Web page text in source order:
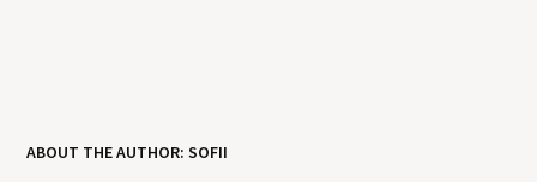
ABOUT THE AUTHOR: SOFII